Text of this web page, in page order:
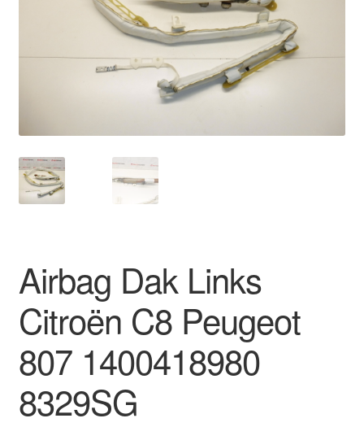
Klachtenprocedure
Mijn account
Over ons
Wereldwijde verzending
Winkelwagen
Airbag Dak Links
Citroën C8 Peugeot
807 1400418980
8329SG